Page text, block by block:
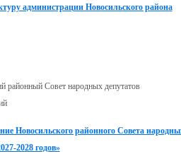
администрации Новосильского района
районный Совет народных депутатов
Новосильского районного Совета
2028 годов»